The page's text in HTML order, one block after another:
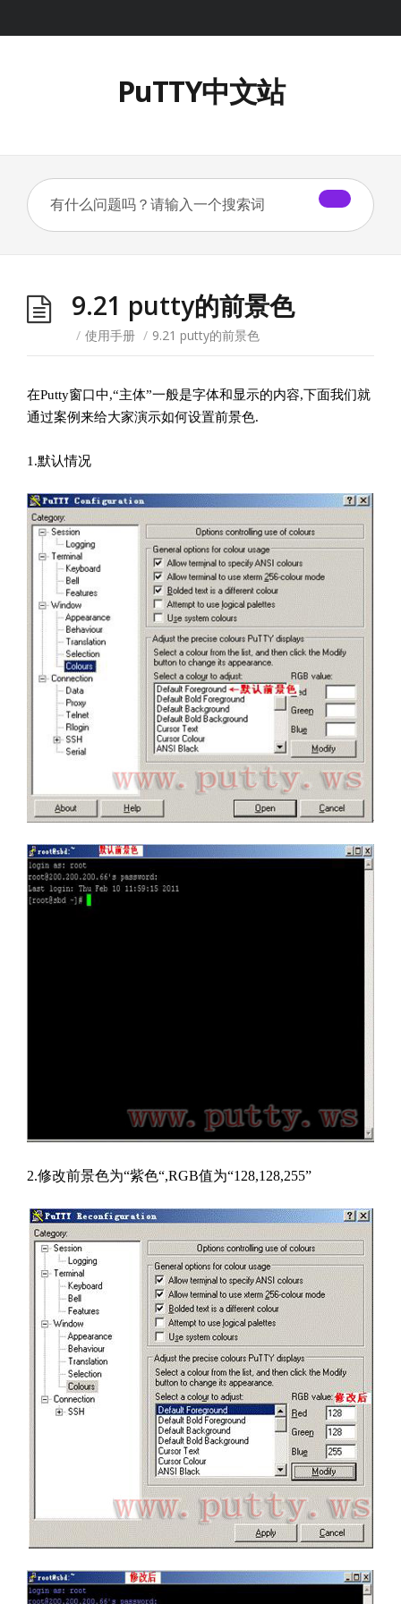
PuTTY中文站
9.21 putty的前景色
/ 使用手册 / 9.21 putty的前景色
在Putty窗口中,“主体”一般是字体和显示的内容,下面我们就
通过案例来给大家演示如何设置前景色.
1.默认情况
2.修改前景色为“紫色“,RGB值为“128,128,255”